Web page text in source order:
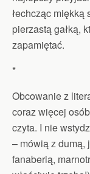
łechcząc miękką
pierzastą gałką,
zapamiętać.
*
Obcowanie z
coraz więcej
czyta. I nie
– mówią z dumą,
fanaberią,